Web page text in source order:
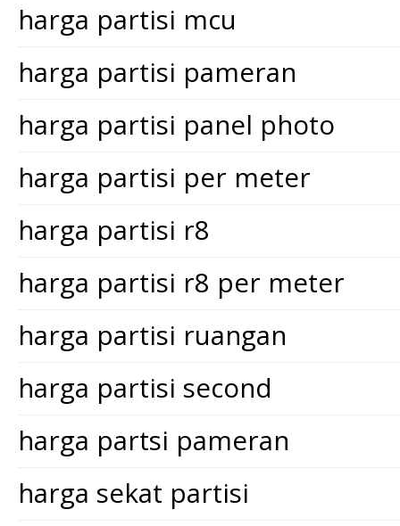
harga partisi mcu
harga partisi pameran
harga partisi panel photo
harga partisi per meter
harga partisi r8
harga partisi r8 per meter
harga partisi ruangan
harga partisi second
harga partsi pameran
harga sekat partisi